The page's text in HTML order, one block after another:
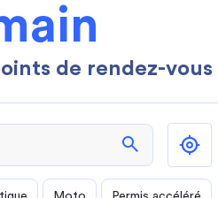
de rendez-vous
search